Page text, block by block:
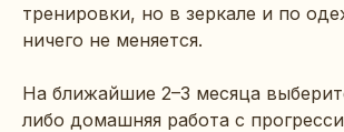
тренировки, но в зеркале и по
ничего не меняется.
На ближайшие 2–3 месяца
либо домашняя работа с